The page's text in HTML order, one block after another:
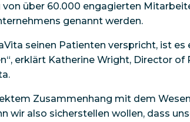
über 60.000 engagierten
genannt werden.
seinen Patienten verspricht, ist es
erklärt Katherine Wright, Director of
Zusammenhang mit dem
wir also sicherstellen wollen, dass